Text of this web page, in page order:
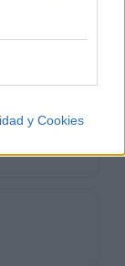
y Cookies